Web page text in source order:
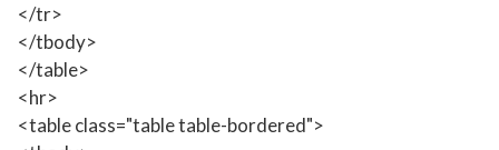
</tr>
</tbody>
</table>
<hr>
<table class="table table-bordered">